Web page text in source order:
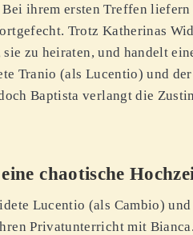
Bei ihrem ersten Treffen
Trotz Katherinas
sie zu heiraten, und handelt
Tranio (als Lucentio) und
Baptista verlangt die
chaotische
Lucentio (als Cambio)
Privatunterricht mit